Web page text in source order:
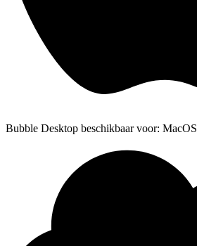
Bubble Desktop beschikbaar voor: MacOS